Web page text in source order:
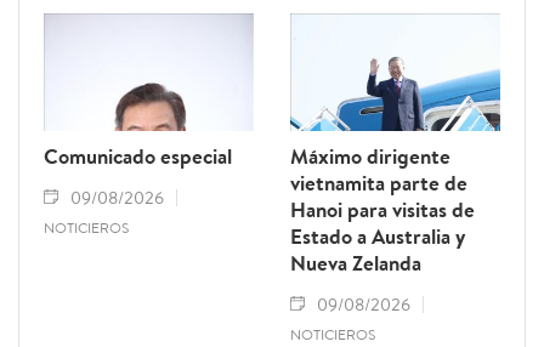
Comunicado especial
09/08/2026
NOTICIEROS
Máximo dirigente
vietnamita parte de
Hanoi para visitas de
Estado a Australia y
Nueva Zelanda
09/08/2026
NOTICIEROS